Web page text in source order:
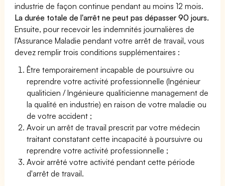
industrie de façon continue pendant au moins 12 mois.
La durée totale de l'arrêt ne peut pas dépasser 90 jours.
Ensuite, pour recevoir les indemnités journalières de
l'Assurance Maladie pendant votre arrêt de travail, vous
devez remplir trois conditions supplémentaires :
Être temporairement incapable de poursuivre ou
reprendre votre activité professionnelle (Ingénieur
qualiticien / Ingénieure qualiticienne management de
la qualité en industrie) en raison de votre maladie ou
de votre accident ;
Avoir un arrêt de travail prescrit par votre médecin
traitant constatant cette incapacité à poursuivre ou
reprendre votre activité professionnelle ;
Avoir arrêté votre activité pendant cette période
d'arrêt de travail.